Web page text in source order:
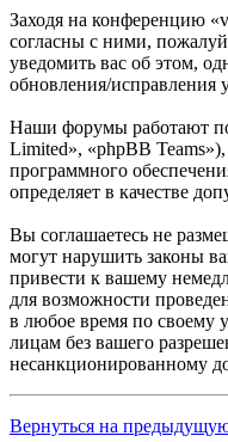
Заходя на конференцию
согласны с ними,
уведомить вас об этом,
обновления/исправления
Наши форумы работают
Limited», «phpBB
программного
определяет в качестве
Вы соглашаетесь не
могут нарушить законы
привести к вашему
для возможности
в любое время по своему
лицам без вашего
несанкционированному
Вернуться на